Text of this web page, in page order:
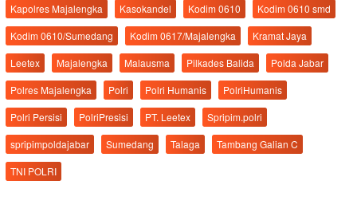
Kapolres Majalengka
Kasokandel Kodim 0610
Kodim 0610 smd
Kodim 0610/Sumedang
Kodim 0617/Majalengka
Kramat Jaya
Leetex
Majalengka Malausma Pilkades Balida
Polda Jabar
Polres Majalengka
Polri Polri Humanis
PolriHumanis
Polri Persisi
PolriPresisi PT. Leetex
Spripim.polri
spripimpoldajabar
Sumedang Talaga
Tambang Galian C
TNI POLRI